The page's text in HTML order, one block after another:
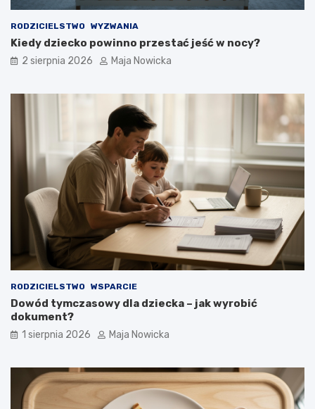
RODZICIELSTWO WYZWANIA
Kiedy dziecko powinno przestać jeść w nocy?
2 sierpnia 2026 Maja Nowicka
RODZICIELSTWO WSPARCIE
Dowód tymczasowy dla dziecka – jak wyrobić
dokument?
1 sierpnia 2026 Maja Nowicka